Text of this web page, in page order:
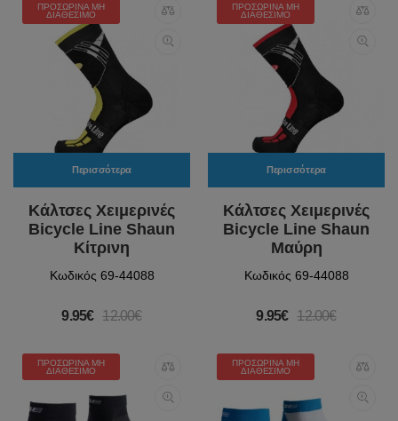
ΠΡΟΣΩΡΙΝΆ ΜΗ
ΔΙΑΘΈΣΙΜΟ
Περισσότερα
Κάλτσες Χειμερινές
Bicycle Line Shaun
Κίτρινη
Κωδικός 69-44088
9.95€ 12.00€
ΠΡΟΣΩΡΙΝΆ ΜΗ
ΔΙΑΘΈΣΙΜΟ
Περισσότερα
Κάλτσες Χειμερινές
Bicycle Line Shaun
Μαύρη
Κωδικός 69-44088
9.95€ 12.00€
ΠΡΟΣΩΡΙΝΆ ΜΗ
ΔΙΑΘΈΣΙΜΟ
ΠΡΟΣΩΡΙΝΆ ΜΗ
ΔΙΑΘΈΣΙΜΟ